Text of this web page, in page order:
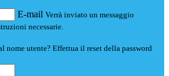
E-mail Verrà inviato un messaggio
necessarie.
nome utente? Effettua il reset della password